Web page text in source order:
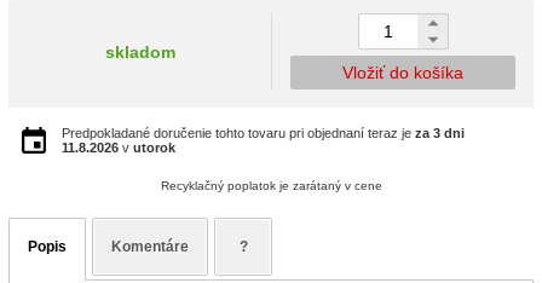
skladom
Vložiť do košíka
Predpokladané doručenie tohto tovaru pri objednaní teraz je za 3 dni
11.8.2026 v utorok
Recyklačný poplatok je zarátaný v cene
Popis Komentáre ?